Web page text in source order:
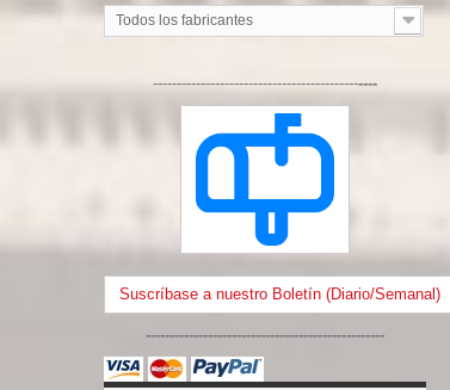
Todos los fabricantes
-----------------------------------------------
Suscríbase a nuestro Boletín (Diario/Semanal)
--------------------------------------------------